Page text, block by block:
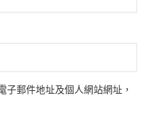
子郵件地址及個人網站網址，